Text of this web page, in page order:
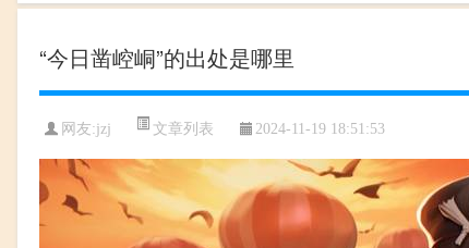
“今日凿崆峒”的出处是哪里
网友:jzj 文章列表 2024-11-19 18:51:53